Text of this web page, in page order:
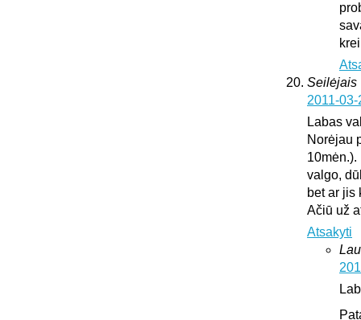
Seilėjais
2011-
Labas
Norėjau
valgo,
bet ar jis
Ačiū už
Atsakyti